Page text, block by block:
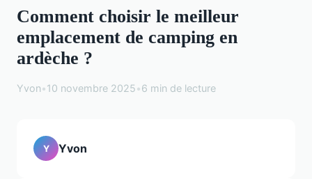
Comment choisir le meilleur
emplacement de camping en
ardèche ?
Yvon•10 novembre 2025•6 min de lecture
Y Yvon